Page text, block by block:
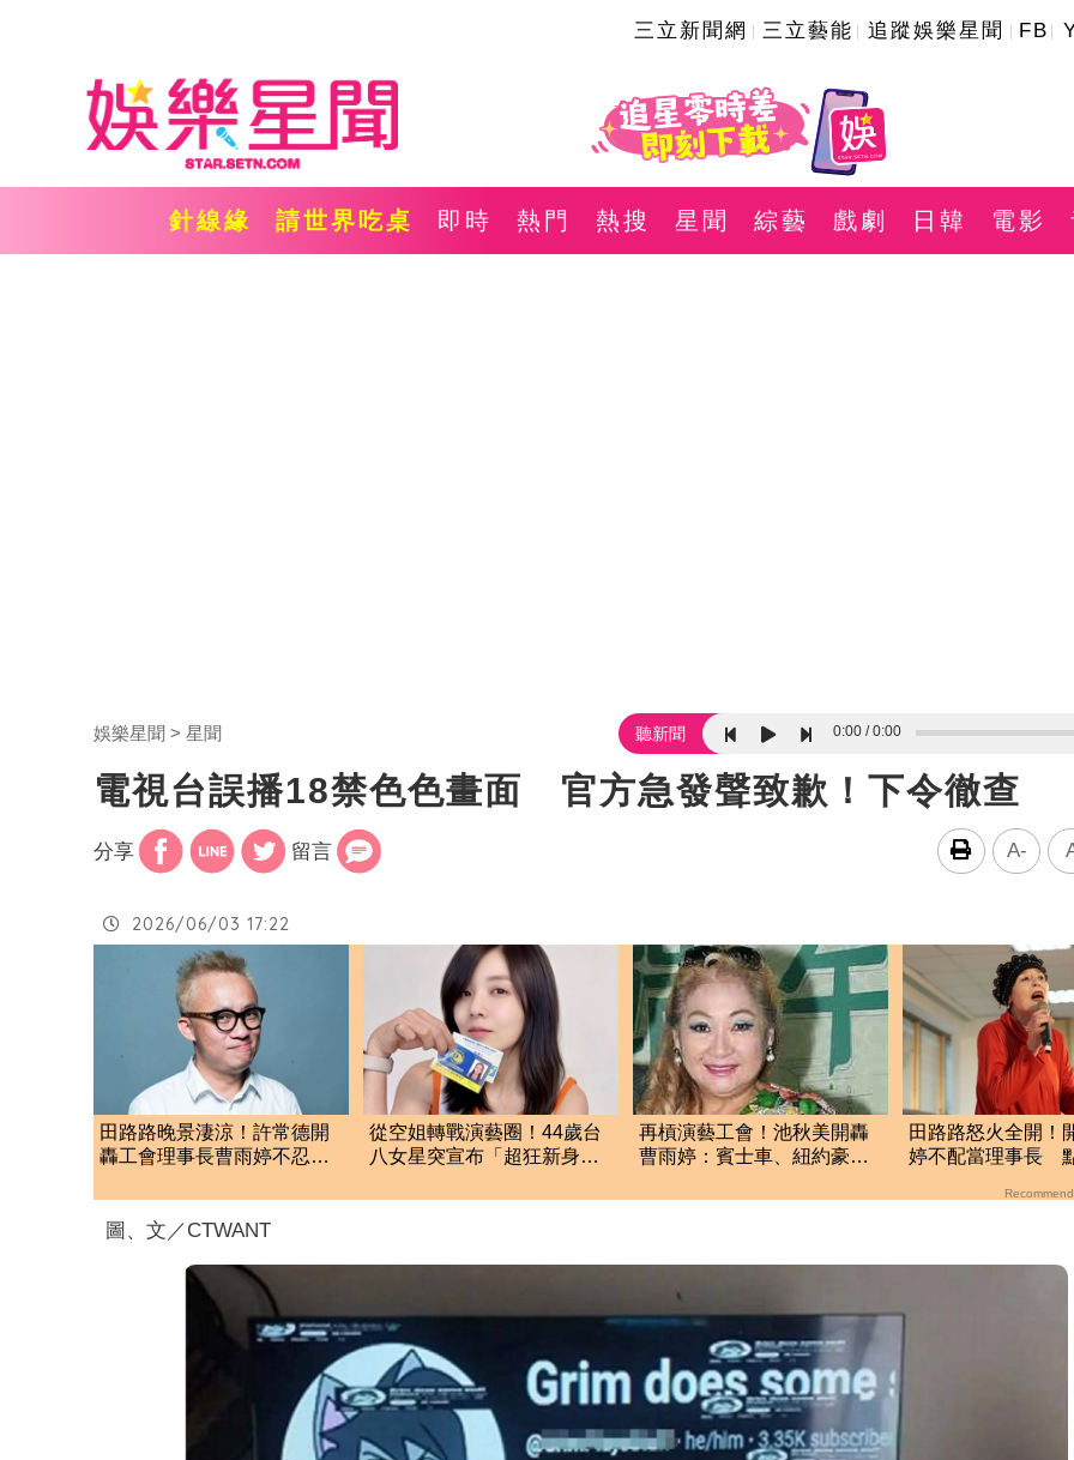
三立新聞網 三立藝能 追蹤娛樂星聞 FB
針線緣 請世界吃桌 即時 熱門 熱搜 星聞 綜藝 戲劇 日韓 電影
娛樂星聞 星聞 聽新聞 0:00 0:00
電視台誤播18禁色色畫面 官方急發聲致歉！下令徹查
分享 留言 A-
2026/06/03 17:22
田路路晚景淒涼！許常德開
轟工會理事長曹雨婷不忍
從空姐轉戰演藝圈！44歲台
八女星突宣布「超狂新身
再槓演藝工會！池秋美開轟
曹雨婷：賓士車、紐約豪宅
田路路怒火全開！
婷不配當理事長
圖、文／CTWANT